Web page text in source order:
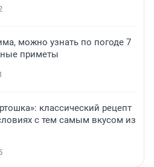
можно узнать по погоде 7
приметы
классический рецепт
с тем самым вкусом из